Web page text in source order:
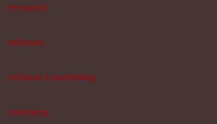
Przemysł
reklama
reklama i marketing
rekreacja